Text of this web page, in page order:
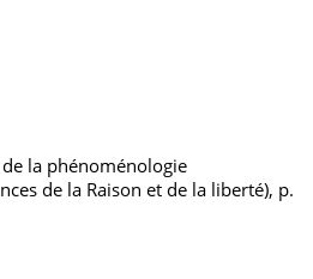
la phénoménologie
de la Raison et de la liberté), p.